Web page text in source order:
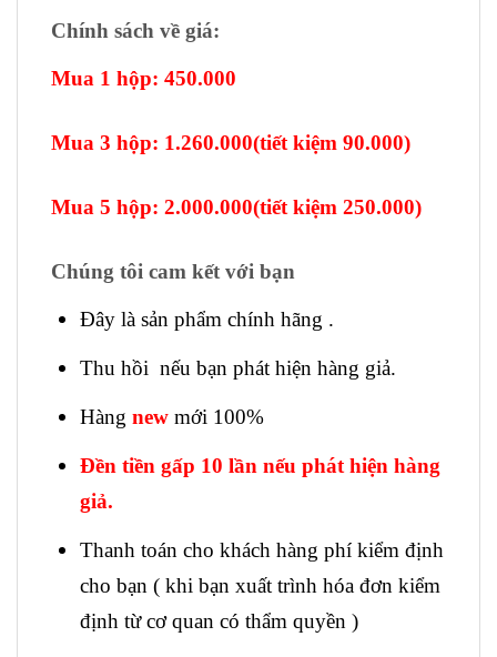
Chính sách về giá:
Mua 1 hộp: 450.000
Mua 3 hộp: 1.260.000(tiết kiệm 90.000)
Mua 5 hộp: 2.000.000(tiết kiệm 250.000)
Chúng tôi cam kết với bạn
Đây là sản phẩm chính hãng .
Thu hồi nếu bạn phát hiện hàng giả.
Hàng new mới 100%
Đền tiền gấp 10 lần nếu phát hiện hàng
giả.
Thanh toán cho khách hàng phí kiểm định
cho bạn ( khi bạn xuất trình hóa đơn kiểm
định từ cơ quan có thẩm quyền )